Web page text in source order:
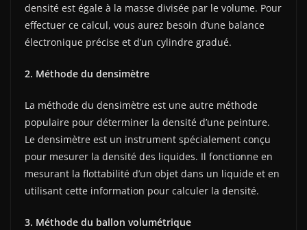
densité est égale à la masse divisée par le volume. Pour
effectuer ce calcul, vous aurez besoin d’une balance
électronique précise et d’un cylindre gradué.
2. Méthode du densimètre
La méthode du densimètre est une autre méthode
populaire pour déterminer la densité d’une peinture.
Le densimètre est un instrument spécialement conçu
pour mesurer la densité des liquides. Il fonctionne en
mesurant la flottabilité d’un objet dans un liquide et en
utilisant cette information pour calculer la densité.
3. Méthode du ballon volumétrique